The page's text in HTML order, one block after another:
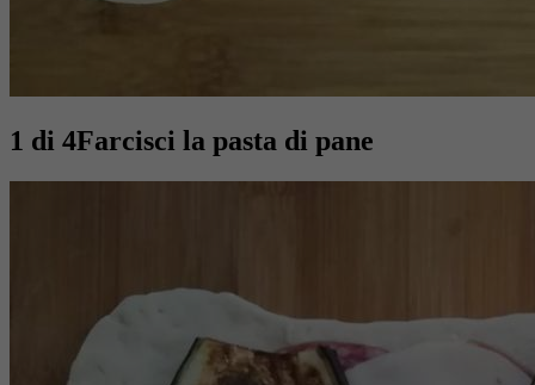
1 di 4Farcisci la pasta di pane